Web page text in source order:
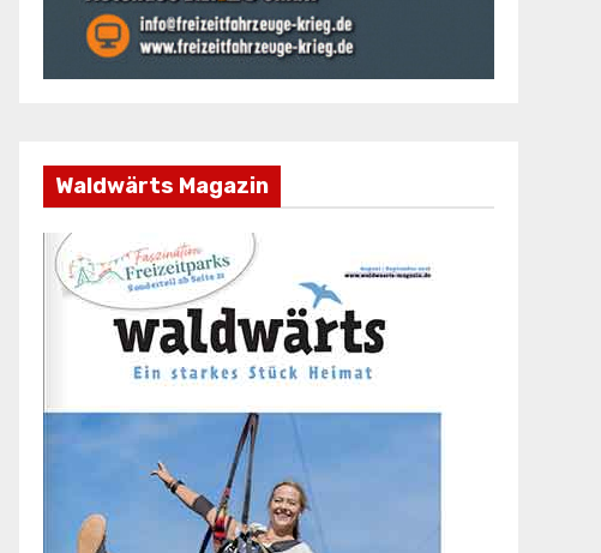
Waldwärts Magazin